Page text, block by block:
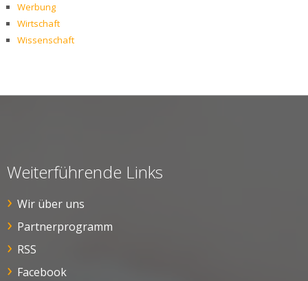
Werbung
Wirtschaft
Wissenschaft
Weiterführende Links
Wir über uns
Partnerprogramm
RSS
Facebook